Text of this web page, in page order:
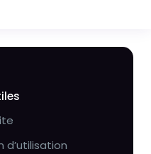
d’utilisation